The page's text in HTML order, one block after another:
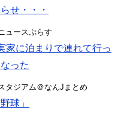
せ・・・
ュースぷらす
家に泊まりで連れて行っ
った
タジアム＠なんJまとめ
球」